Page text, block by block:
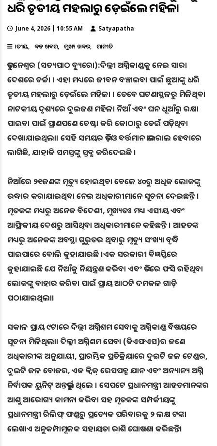
ଧରି ତୃତୀୟ ମହଲାରୁ ଡ଼େଇଁଲେ ମହିଳା
June 4, 2026 | 10:55 AM Satyapatha
ଜାତୀୟ ବଡ ଖବର ମୁଖ୍ୟ ଖବର ରାଜନୀତି
ଭୁବନେଶ୍ୱର (ସତ୍ୟପାଠ ବ୍ୟୁରୋ):ଦିଲ୍ଲୀ ଅଗ୍ନିକାଣ୍ଡକୁ ନେଇ ସାରା
ଦେଶରେ ଚର୍ଚ୍ଚା । ଏହା ମଧ୍ୟରେ ଜୀବନ ବଞ୍ଚାଇବା ପାଇଁ ଛୁଆଙ୍କୁ ଧରି
ତୃତୀୟ ମହଲାରୁ ଡ଼େଇଁଲେ ମହିଳା । ତେବେ ଘଟଣାସ୍ଥଳରୁ ମିଳିଥିବା
ନାଟକୀୟ ଦୃଶ୍ୟରେ ଦୁଇଜଣ ମହିଳା ନିଆଁ ଏବଂ ଘନ ଧୂଆଁରୁ ରକ୍ଷା
ପାଇବା ପାଇଁ ପ୍ରାଣପଣେ ଚେଷ୍ଟା କରି କୋଠାରୁ ଡେଇଁ ପଡ଼ିଥିବା
ଦେଖାଯାଇଥିଲା। ସେହି ସମୟର ଭିଡ଼ିଓ ବର୍ତ୍ତମାନ ଭାଇରାଲ ହେବାରେ
ଲାଗିଛି, ଯାହାକି ସମସ୍ତଙ୍କୁ ସ୍ତବ୍ଧ କରିଦେଇଛି ।
ନିଆଁରେ ୨୧ଜଣଙ୍କ ମୃତ୍ୟୁ ହୋଇଥିବା ବେଳେ ୪୦ରୁ ଅଧିକ ଲୋକଙ୍କୁ
ଉଦ୍ଧାର କରାଯାଇଥିବା ନେଇ ଅଧିକାରୀମାନେ ସୂଚନା ଦେଇଛନ୍ତି ।
ମୃତକଙ୍କ ମଧ୍ୟରୁ ଅନେକ ବିଦେଶୀ, ମୁଖ୍ୟତଃ ମଧ୍ୟ ଏସୀୟ ଏବଂ
ଆଫ୍ରିକୀୟ ଦେଶରୁ ଆସିଥିବା ଅଧିକାରୀମାନେ କହିଛନ୍ତି । ଆହତଙ୍କ
ମଧ୍ୟରୁ ଅନେକଙ୍କ ଅବସ୍ଥା ଗୁରୁତର ଥିବାରୁ ମୃତ୍ୟୁ ସଂଖ୍ୟା ବୃଦ୍ଧି
ପାଇପାରେ ବୋଲି କୁହାଯାଉଛି ।ଏକ ସରକାରୀ ବିଜ୍ଞପ୍ତିରେ
କୁହାଯାଇଛି ଯେ ନିଆଁକୁ ନିୟନ୍ତ୍ରଣ କରିବା ଏବଂ ଭିତରେ ଫସି ରହିଥିବା
ଲୋକଙ୍କୁ ବାହାର କରିବା ପାଇଁ ପ୍ରାୟ ଆଠଟି ଦମକଳ ଗାଡ଼ି
ପଠାଯାଇଥିଲା।
ସକାଳ ପ୍ରାୟ ୯ଟାରେ ଦିଲ୍ଲୀ ଅଗ୍ନିଶମ ସେବାକୁ ଅଗ୍ନିକାଣ୍ଡ ବିଷୟରେ
ସୂଚନା ମିଳିଥିଲା। ଦିଲ୍ଲୀ ଅଗ୍ନିଶମ ସେବା (ଡିଏଫଏସ)ର ଜଣେ
ଅଧିକାରୀଙ୍କ ଅନୁଯାୟୀ, ପ୍ରାରମ୍ଭିକ ପ୍ରତିକ୍ରିୟାରେ ଦୁଇଟି ଜଳ ଟେଣ୍ଡର,
ଦୁଇଟି ଜଳ ବୋଜର, ଏକ କ୍ୱିକ୍ ରେସପନ୍ସ ଯାନ ଏବଂ ଅନ୍ୟାନ୍ୟ ଅଗ୍ନି
ନିର୍ବାପକ ୟୁନିଟ୍ ଅନ୍ତର୍ଭୁକ୍ତ ଥିଲେ । ସେପଟେ ପ୍ରଧାନମନ୍ତ୍ରୀ ଆହତମାନଙ୍କର
ଆଶୁ ଆରୋଗ୍ୟ କାମନା କରିବା ସହ ମୃତକଙ୍କ ସମ୍ପର୍କୀୟଙ୍କୁ
ପ୍ରଧାନମନ୍ତ୍ରୀ ରିଲିଫ୍‌ ଫଣ୍ଡରୁ ପ୍ରତ୍ୟେକ ପରିବାରକୁ ୨ ଲକ୍ଷ ଟଙ୍କା
ଲେଖାଏ ଅନୁକମ୍ପାମୂଳକ ସହାୟତା ରାଶି ଘୋଷଣା କରିଛନ୍ତି।